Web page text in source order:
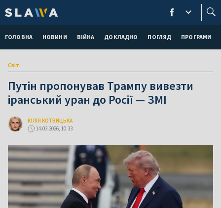
ГОЛОВНА НОВИНИ ВІЙНА ДОКЛАДНО ПОГЛЯД ПРОГРАМИ
Світ
Путін пропонував Трампу вивезти
іранський уран до Росії — ЗМІ
ЮЛІЯ КОТВИЦЬКА
14.03.2026, 10:33